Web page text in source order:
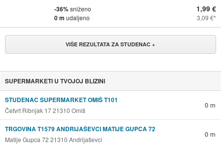
-36%sniženo
0 m udaljeno
1,99 €
3,09 €
VIŠE REZULTATA ZA STUDENAC +
SUPERMARKETI U TVOJOJ BLIZINI
STUDENAC SUPERMARKET OMIŠ T101
Četvrt Ribnjak 17 21310 Omiš
0 m
TRGOVINA T1579 ANDRIJAŠEVCI MATIJE GUPCA 72
Matije Gupca 72 21310 Andrijaševci
0 m